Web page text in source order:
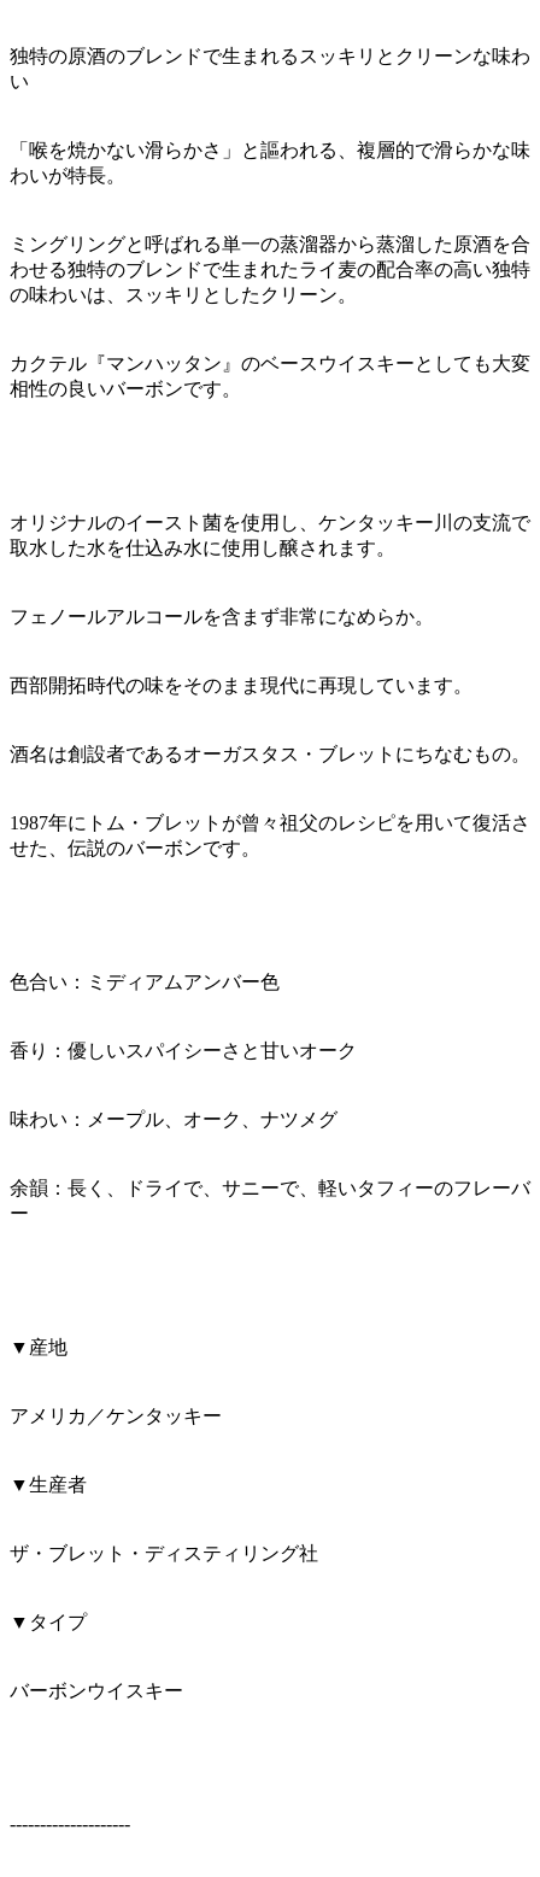
独特の原酒のブレンドで生まれるスッキリとクリーンな味わ
い
「喉を焼かない滑らかさ」と謳われる、複層的で滑らかな味
わいが特長。
ミングリングと呼ばれる単一の蒸溜器から蒸溜した原酒を合
わせる独特のブレンドで生まれたライ麦の配合率の高い独特
の味わいは、スッキリとしたクリーン。
カクテル『マンハッタン』のベースウイスキーとしても大変
相性の良いバーボンです。
オリジナルのイースト菌を使用し、ケンタッキー川の支流で
取水した水を仕込み水に使用し醸されます。
フェノールアルコールを含まず非常になめらか。
西部開拓時代の味をそのまま現代に再現しています。
酒名は創設者であるオーガスタス・ブレットにちなむもの。
1987年にトム・ブレットが曾々祖父のレシピを用いて復活さ
せた、伝説のバーボンです。
色合い：ミディアムアンバー色
香り：優しいスパイシーさと甘いオーク
味わい：メープル、オーク、ナツメグ
余韻：長く、ドライで、サニーで、軽いタフィーのフレーバ
ー
▼産地
アメリカ／ケンタッキー
▼生産者
ザ・ブレット・ディスティリング社
▼タイプ
バーボンウイスキー
--------------------